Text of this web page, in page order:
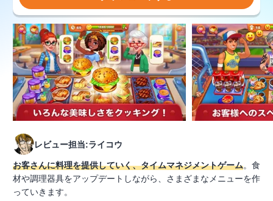
レビュー担当:ライコウ
お客さんに料理を提供していく、タイムマネジメントゲーム。食
材や調理器具をアップデートしながら、さまざまなメニューを作
っていきます。